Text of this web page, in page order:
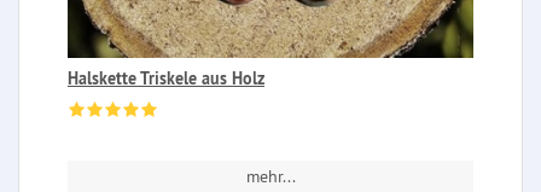
Halskette Triskele aus Holz
mehr...